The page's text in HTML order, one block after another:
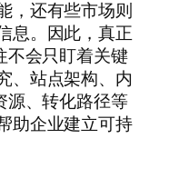
，还有些市场则
息。因此，真正
不会只盯着关键
、站点架构、内
源、转化路径等
助企业建立可持